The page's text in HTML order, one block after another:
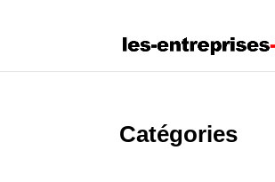
Catégories